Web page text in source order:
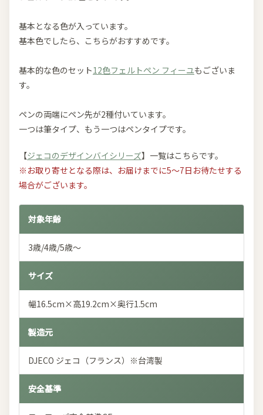
基本となる色が入っています。
基本色でしたら、こちらがおすすめです。
基本的な色のセット12色フェルトペン フィーユもございま
す。
ペンの両端にペン先が2種付いています。
一つは筆タイプ、もう一つはペンタイプです。
【ジェコのデザインバイシリーズ】一覧はこちらです。
※お取り寄せとなる際は、お届けまでに5～7日お待たせする
場合がございます。
対象年齢
3歳/4歳/5歳～
サイズ
幅16.5cm×高19.2cm×奥行1.5cm
製造元
DJECO ジェコ（フランス）※台湾製
安全基準